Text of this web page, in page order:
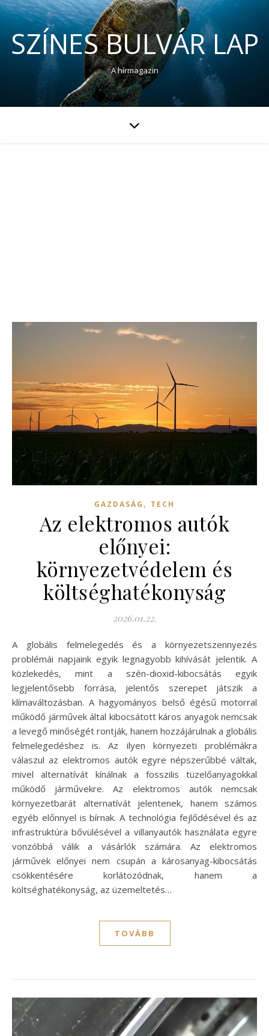
SZÍNES BULVÁR LAP
A hírmagazin
GAZDASÁG , TECH
Az elektromos autók
előnyei:
környezetvédelem és
költséghatékonyság
2026.01.22.
A globális felmelegedés és a környezetszennyezés
problémái napjaink egyik legnagyobb kihívását jelentik. A
közlekedés, mint a szén-dioxid-kibocsátás egyik
legjelentősebb forrása, jelentős szerepet játszik a
klímaváltozásban. A hagyományos belső égésű motorral
működő járművek által kibocsátott káros anyagok nemcsak
a levegő minőségét rontják, hanem hozzájárulnak a globális
felmelegedéshez is. Az ilyen környezeti problémákra
válaszul az elektromos autók egyre népszerűbbé váltak,
mivel alternatívát kínálnak a fosszilis tüzelőanyagokkal
működő járművekre. Az elektromos autók nemcsak
környezetbarát alternatívát jelentenek, hanem számos
egyéb előnnyel is bírnak. A technológia fejlődésével és az
infrastruktúra bővülésével a villanyautók használata egyre
vonzóbbá válik a vásárlók számára. Az elektromos
járművek előnyei nem csupán a károsanyag-kibocsátás
csökkentésére korlátozódnak, hanem a
költséghatékonyság, az üzemeltetés…
TOVÁBB